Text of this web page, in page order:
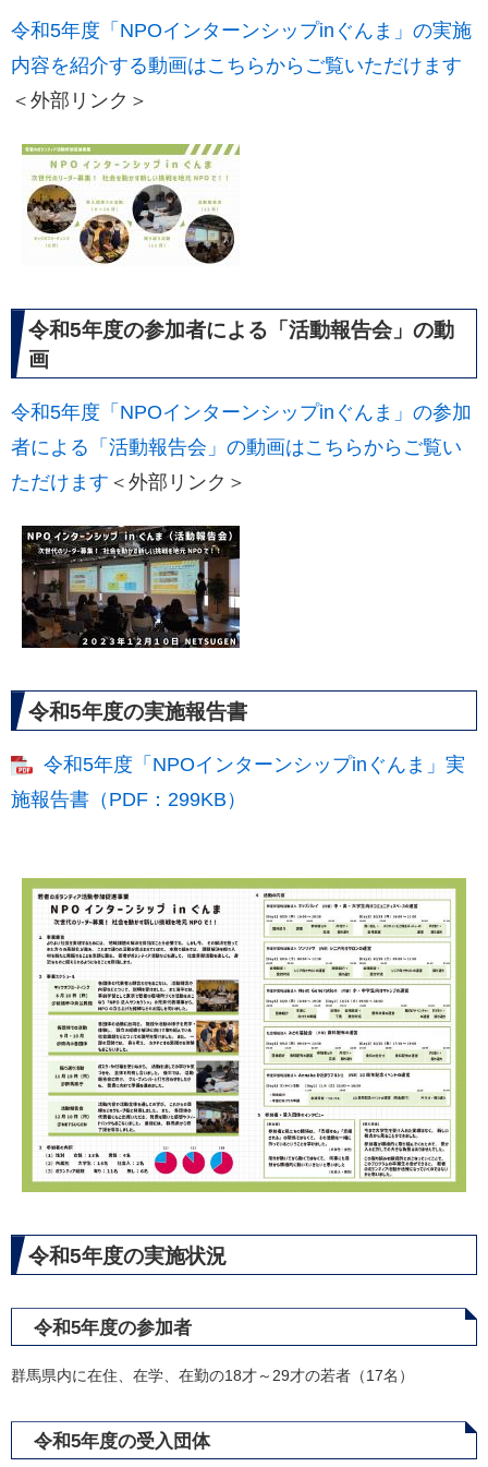
令和5年度「NPOインターンシップinぐんま」の実施
内容を紹介する動画はこちらからご覧いただけます
＜外部リンク＞
令和5年度の参加者による「活動報告会」の動
画
令和5年度「NPOインターンシップinぐんま」の参加
者による「活動報告会」の動画はこちらからご覧い
ただけます ＜外部リンク＞
令和5年度の実施報告書
令和5年度「NPOインターンシップinぐんま」実
施報告書（PDF：299KB）
令和5年度の実施状況
令和5年度の参加者
群馬県内に在住、在学、在勤の18才～29才の若者（17名）
令和5年度の受入団体